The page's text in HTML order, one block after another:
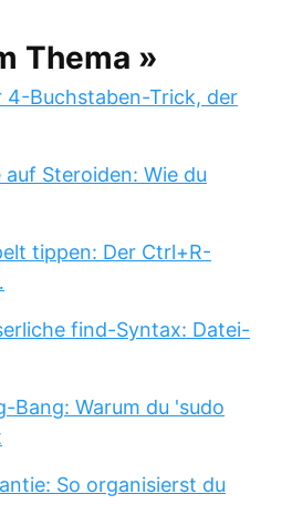
Thema »
4-Buchstaben-Trick, der
Steroiden: Wie du
tippen: Der Ctrl+R-
find-Syntax: Datei-
Bang: Warum du 'sudo
So organisierst du